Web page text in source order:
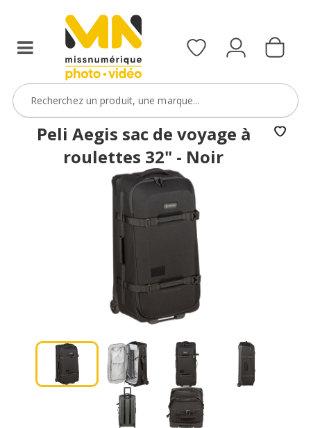
avec
FXVIDEO15
VOIR L'OFFRE
Peli Aegis sac de voyage à
roulettes 32" - Noir